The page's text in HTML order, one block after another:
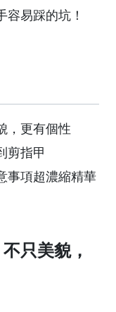
易踩的坑！
，更有個性
剪指甲
事項超濃縮精華
只美貌，